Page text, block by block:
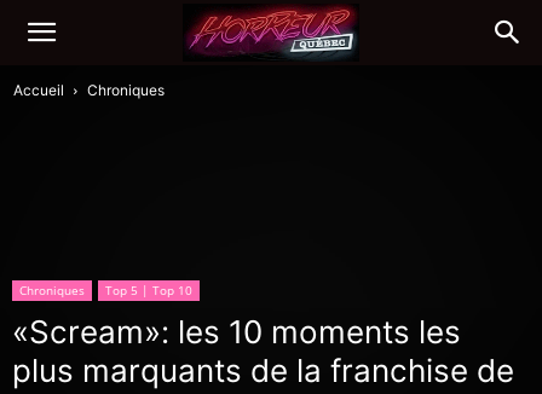
Accueil Chroniques
Chroniques Top 5 | Top 10
«Scream»: les 10 moments les
plus marquants de la franchise de